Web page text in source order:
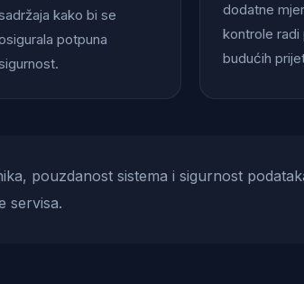
kako bi se
potpuna
dodatne
kontrole radi
budućih
pouzdanost sistema i sigurnost
servisa.